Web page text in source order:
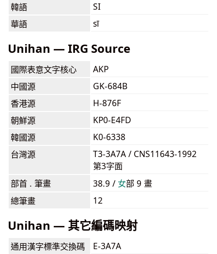
韓語
SI
華語
sī
Unihan — IRG Source
國際表意文字核心
AKP
中國源
GK-684B
香港源
H-876F
朝鮮源
KP0-E4FD
韓國源
K0-6338
台灣源
T3-3A7A / CNS11643-1992
第3字面
部首 . 筆畫
38.9 / ⼥部 9 畫
總筆畫
12
Unihan — 其它編碼映射
通用漢字標準交換碼
E-3A7A